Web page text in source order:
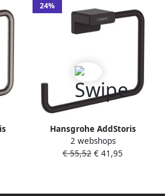
24%
Hansgrohe AddStoris
Handdoekhouder 18 9x4x12
cm Mat Zwart
2 webshops
€ 55,52 € 41,95